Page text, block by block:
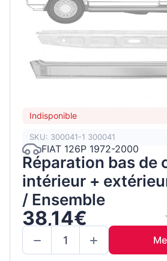
Indisponible
SKU: 300041-1 300041
FIAT 126P 1972-2000
Réparation bas de
intérieur +
/ Ensemble
38,14€